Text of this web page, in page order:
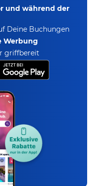
und während der
Deine Buchungen
Werbung
griffbereit